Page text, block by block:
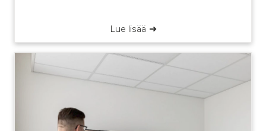
Lue lisää